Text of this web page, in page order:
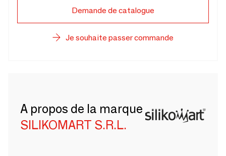
Demande de catalogue
Je souhaite passer commande
A propos de la marque
SILIKOMART S.R.L.